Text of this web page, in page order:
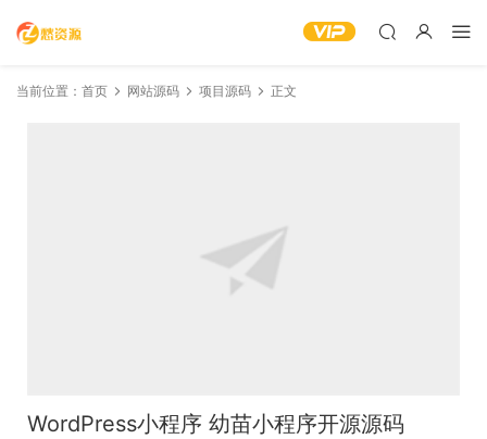
当前位置： 首页 网站源码 项目源码 正文
WordPress小程序 幼苗小程序开源源码